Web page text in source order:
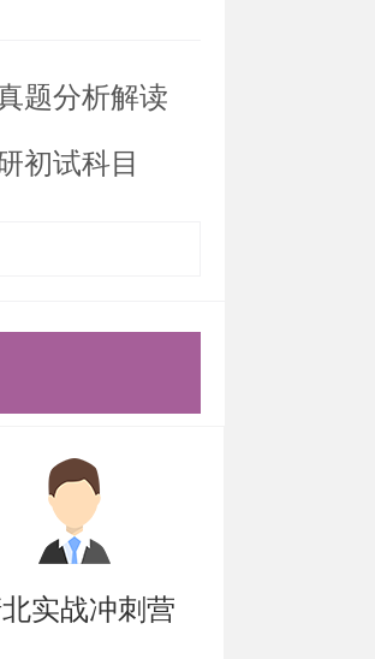
化研究考
清北的同学
，难以坚
子量身打
清北全年营
盲区强技
院系，专攻
问题，咨询
题分析解读
初试科目
实战冲刺营